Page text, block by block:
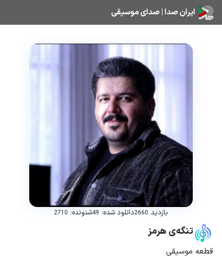
ایران صدا | صدای موسیقی
بازدید 2660دانلود شده: 49شنونده: 2710
تنگه‌ی هرمز
قطعه موسیقی